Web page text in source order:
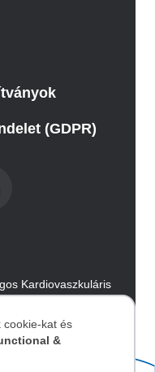
(GDPR)
Kardiovaszkuláris
cookie-kat és
&